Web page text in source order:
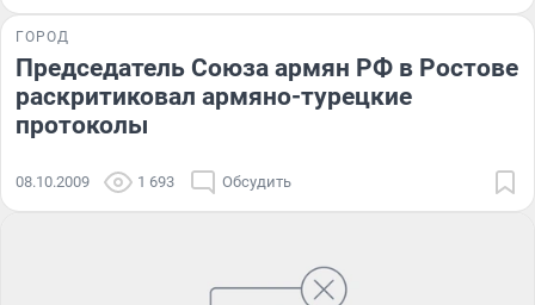
ГОРОД
Председатель Союза армян РФ в Ростове
раскритиковал армяно-турецкие
протоколы
08.10.2009 1 693 Обсудить